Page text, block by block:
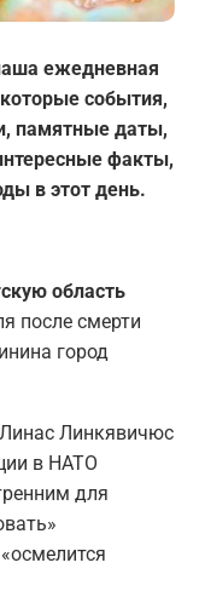
ежедневная
события,
памятные даты,
факты,
в этот день.
область
после смерти
город
Линкявичюс
в НАТО
для